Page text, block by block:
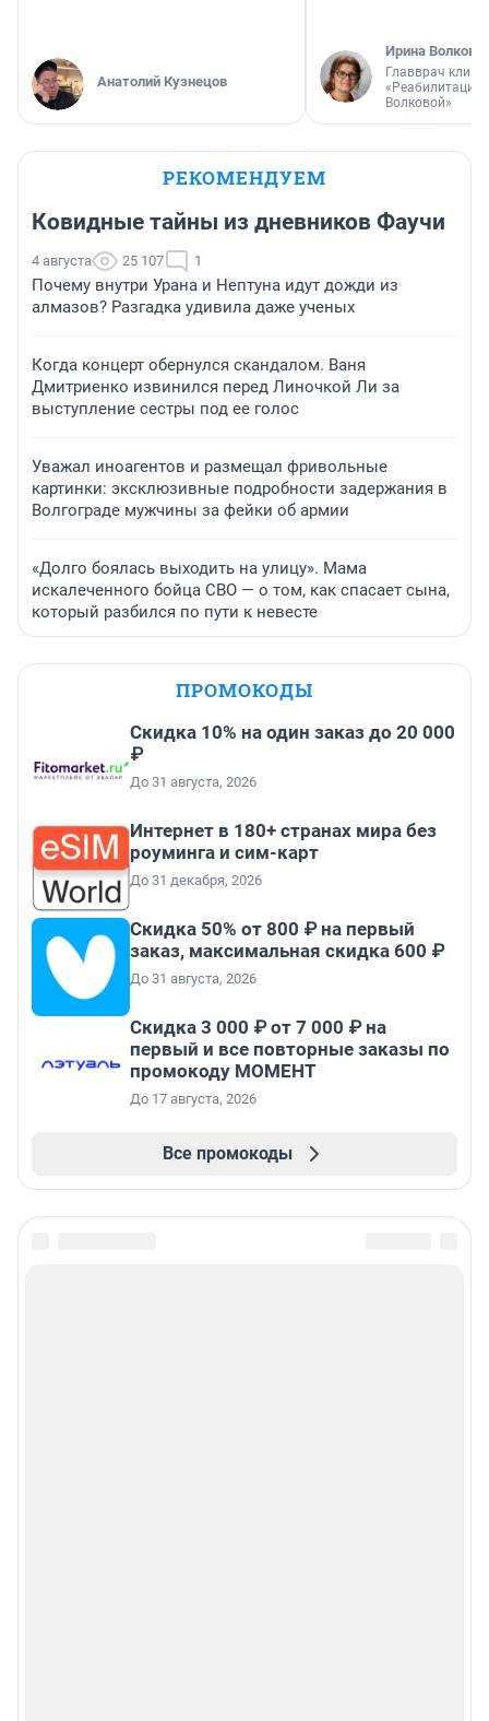
Анатолий Кузнецов
Ирина Волкова
Главврач
«Реабилитация
Волковой»
РЕКОМЕНДУЕМ
Ковидные тайны из дневников Фаучи
4 августа 25 107 1
Почему внутри Урана и Нептуна идут дожди из
алмазов? Разгадка удивила даже ученых
Когда концерт обернулся скандалом. Ваня
Дмитриенко извинился перед Линочкой Ли за
выступление сестры под ее голос
Уважал иноагентов и размещал фривольные
картинки: эксклюзивные подробности задержания в
Волгограде мужчины за фейки об армии
«Долго боялась выходить на улицу». Мама
искалеченного бойца СВО — о том, как спасает сына,
который разбился по пути к невесте
ПРОМОКОДЫ
Скидка 10% на один заказ до 20 000
₽
До 31 августа, 2026
Интернет в 180+ странах мира без
роуминга и сим-карт
До 31 декабря, 2026
Скидка 50% от 800 ₽ на первый
заказ, максимальная скидка 600 ₽
До 31 августа, 2026
Скидка 3 000 ₽ от 7 000 ₽ на
первый и все повторные заказы по
промокоду МОМЕНТ
До 17 августа, 2026
Все промокоды